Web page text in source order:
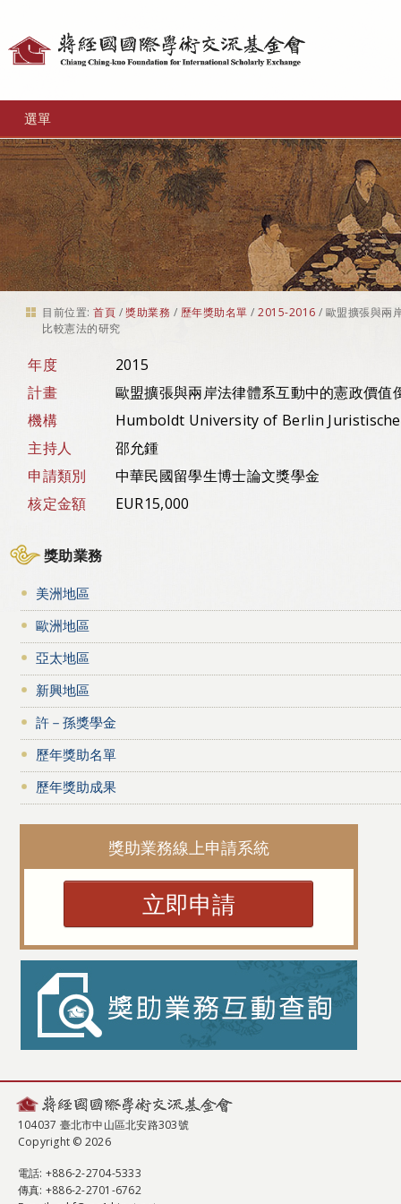
選單
目前位置: 首頁 /獎助業務 / 歷年獎助名單 /2015-2016 / 歐盟擴張與兩
比較憲法的研究
年度
2015
計畫
歐盟擴張與兩岸法律體系互動中的憲政價值
機構
Humboldt University of Berlin
主持人
邵允鍾
申請類別
中華民國留學生博士論文獎學金
核定金額
EUR15,000
獎助業務
美洲地區
歐洲地區
亞太地區
新興地區
許－孫獎學金
歷年獎助名單
歷年獎助成果
獎助業務線上申請系統
立即申請
104037 臺北市中山區北安路303號
Copyright © 2026
電話: +886-2-2704-5333
傳真: +886-2-2701-6762